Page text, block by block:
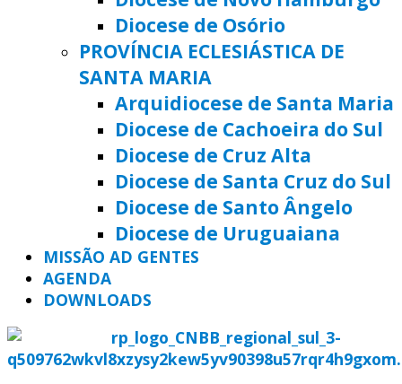
Diocese de Osório
PROVÍNCIA ECLESIÁSTICA DE
SANTA MARIA
Arquidiocese de Santa Maria
Diocese de Cachoeira do Sul
Diocese de Cruz Alta
Diocese de Santa Cruz do Sul
Diocese de Santo Ângelo
Diocese de Uruguaiana
MISSÃO AD GENTES
AGENDA
DOWNLOADS